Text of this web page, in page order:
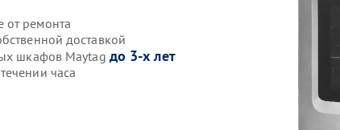
от ремонта
доставкой
шкафов Maytag до 3-х лет
часа